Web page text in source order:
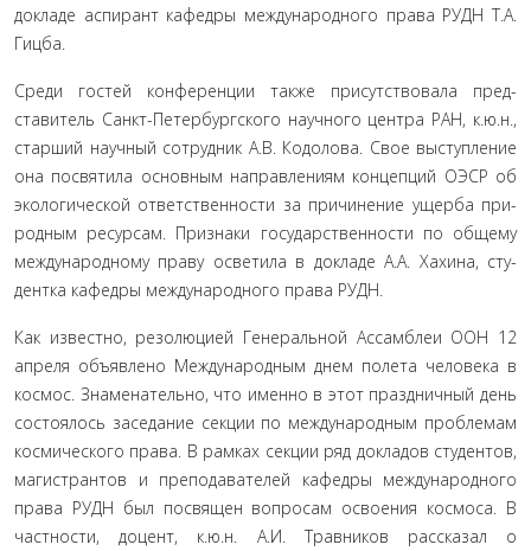
докладе аспирант кафедры международ­ного права РУДН Т.А.
Гицба.
Среди гостей конференции также присутствовала пред­
ставитель Санкт-Петербургского научного центра РАН, к.ю.н.,
старший научный сотрудник А.В. Кодолова. Свое выступление
она посвятила основным направлениям концепций ОЭСР об
экологической ответственности за причинение ущерба при­
родным ресурсам. Признаки государственности по общему
международному праву осветила в докладе А.А. Хахина, сту­
дентка кафедры международного права РУДН.
Как известно, резолюцией Генеральной Ассамблеи ООН 12
апреля объявлено Международным днем полета человека в
космос. Знаменательно, что именно в этот праздничный день
состоялось заседание секции по международным проблемам
космического права. В рамках секции ряд докладов студентов,
магистрантов и преподавателей кафедры международного
права РУДН был посвящен вопросам освоения космоса. В
част­ности, доцент, к.ю.н. А.И. Травников рассказал о